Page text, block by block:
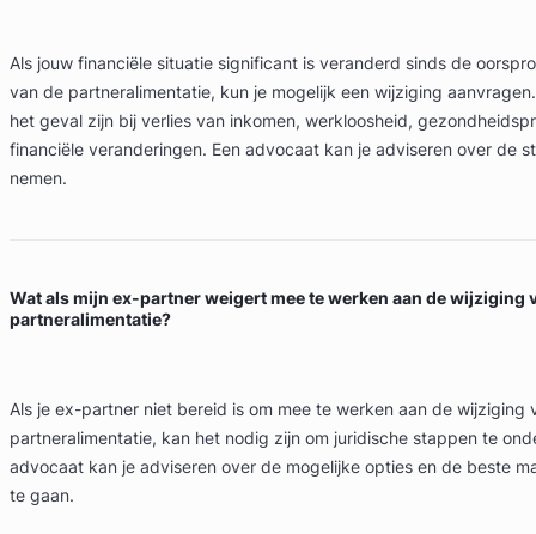
Als jouw financiële situatie significant is veranderd sinds de
van de partneralimentatie, kun je mogelijk een wijziging
het geval zijn bij verlies van inkomen, werkloosheid,
financiële veranderingen. Een advocaat kan je adviseren over de
nemen.
Wat als mijn ex-partner weigert mee te werken aan de wijziging
partneralimentatie?
Als je ex-partner niet bereid is om mee te werken aan de wijziging
partneralimentatie, kan het nodig zijn om juridische stappen te
advocaat kan je adviseren over de mogelijke opties en de beste
te gaan.